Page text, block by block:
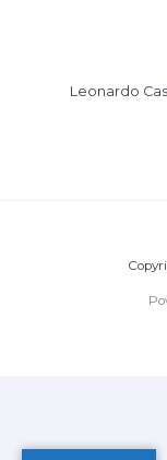
Leonardo